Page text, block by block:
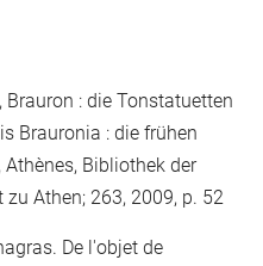
: die Tonstatuetten
Brauronia : die frühen
Athènes, Bibliothek der
Athen; 263, 2009, p. 52
De l'objet de